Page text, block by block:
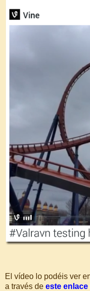
El vídeo lo podéis ver
a través de este